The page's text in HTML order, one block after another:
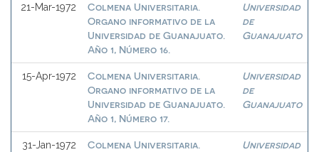
21-Mar-1972
Colmena Universitaria.
Organo informativo de la
Universidad de Guanajuato.
Año 1, Número 16.
Universidad
de
Guanajuato
15-Apr-1972
Colmena Universitaria.
Organo informativo de la
Universidad de Guanajuato.
Año 1, Número 17.
Universidad
de
Guanajuato
31-Jan-1972
Colmena Universitaria.
Universidad